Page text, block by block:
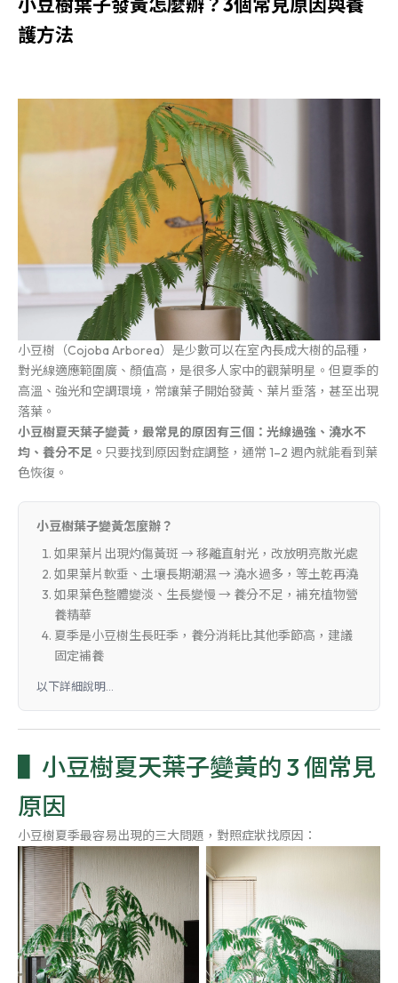
護方法
小豆樹（Cojoba Arborea）是少數可以在室內長成大樹的品種，
對光線適應範圍廣、顏值高，是很多人家中的觀葉明星。但夏季的
高溫、強光和空調環境，常讓葉子開始發黃、葉片垂落，甚至出現
落葉。
小豆樹夏天葉子變黃，最常見的原因有三個：光線過強、澆水不
均、養分不足。 只要找到原因對症調整，通常 1–2 週內就能看到葉
色恢復。
小豆樹葉子變黃怎麼辦？
如果葉片出現灼傷黃斑 → 移離直射光，改放明亮散光處
如果葉片軟垂、土壤長期潮濕 → 澆水過多，等土乾再澆
如果葉色整體變淡、生長變慢 → 養分不足，補充植物營
養精華
夏季是小豆樹生長旺季，養分消耗比其他季節高，建議
固定補養
以下詳細說明...
小豆樹夏天葉子變黃的 3 個常見
原因
小豆樹夏季最容易出現的三大問題，對照症狀找原因：